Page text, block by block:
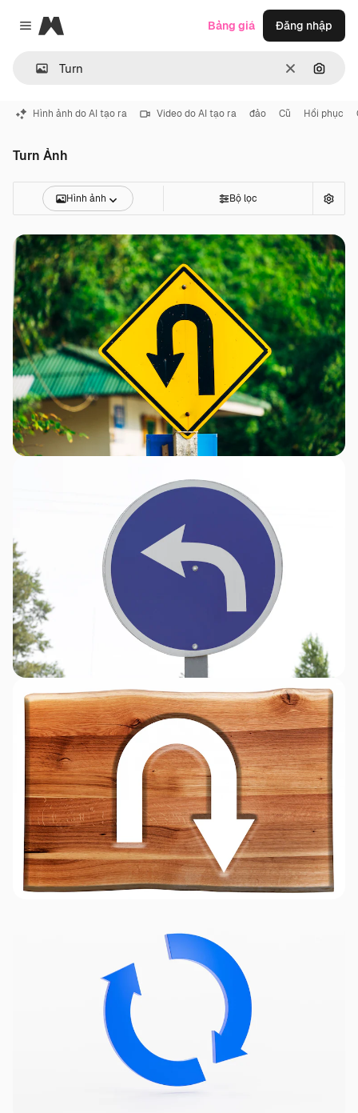
Close menu
Magnific
ThôngTìm
Bảng giá Đăng nhập
Hình ảnh do AI tạo ra Video do AI tạo ra đảo Cũ Hồi phục
Turn Ảnh
Hình ảnh Bộ lọc